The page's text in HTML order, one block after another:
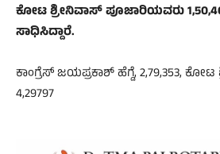
ಕೋಟ ಶ್ರೀನಿವಾಸ್ ಪೂಜಾರಿಯವರು
ಸಾಧಿಸಿದ್ದಾರೆ.
ಕಾಂಗ್ರೆಸ್ ಜಯಪ್ರಕಾಶ್ ಹೆಗ್ಡೆ, 2,79,353,
4,29797